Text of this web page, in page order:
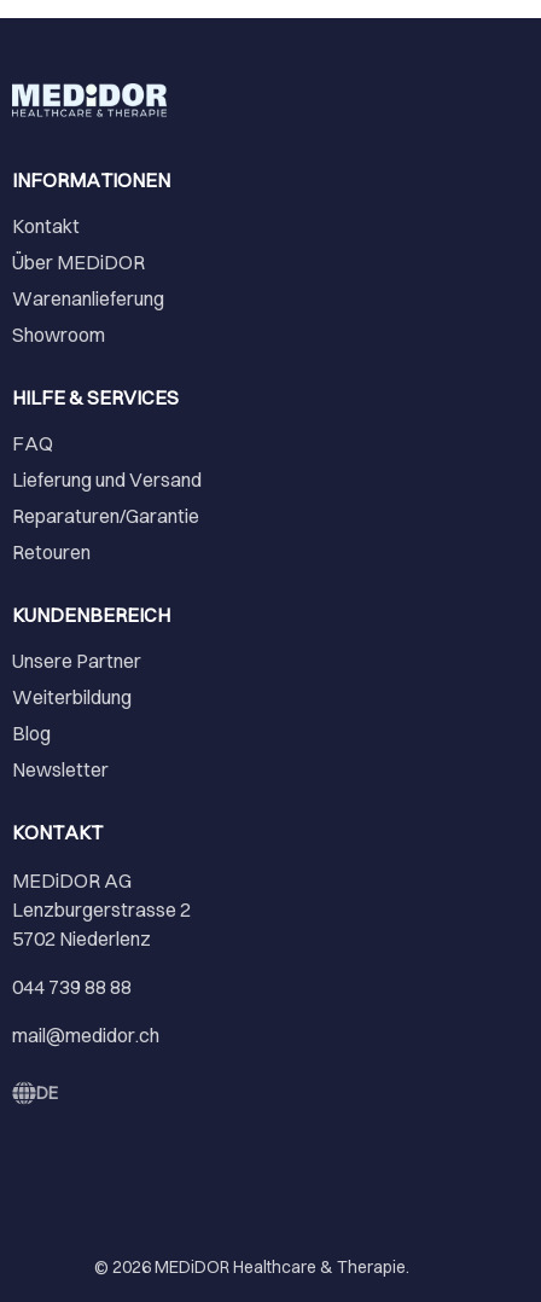
INFORMATIONEN
Kontakt
Über MEDiDOR
Warenanlieferung
Showroom
HILFE & SERVICES
FAQ
Lieferung und Versand
Reparaturen/Garantie
Retouren
KUNDENBEREICH
Unsere Partner
Weiterbildung
Blog
Newsletter
KONTAKT
MEDiDOR AG
Lenzburgerstrasse 2
5702 Niederlenz
044 739 88 88
mail@medidor.ch
DE
© 2026MEDiDOR Healthcare & Therapie.